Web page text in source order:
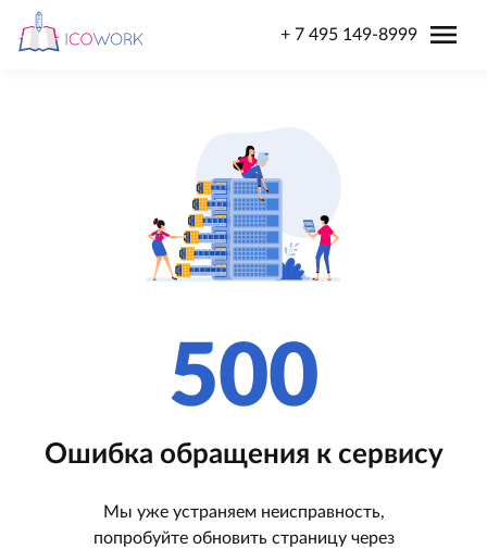
+ 7 495 149-8999 menu
500
Ошибка обращения к сервису
Мы уже устраняем неисправность,
попробуйте обновить страницу через